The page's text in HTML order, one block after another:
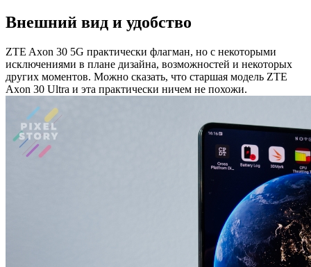
Внешний вид и удобство
ZTE Axon 30 5G практически флагман, но с некоторыми
исключениями в плане дизайна, возможностей и некоторых
других моментов. Можно сказать, что старшая модель ZTE
Axon 30 Ultra и эта практически ничем не похожи.